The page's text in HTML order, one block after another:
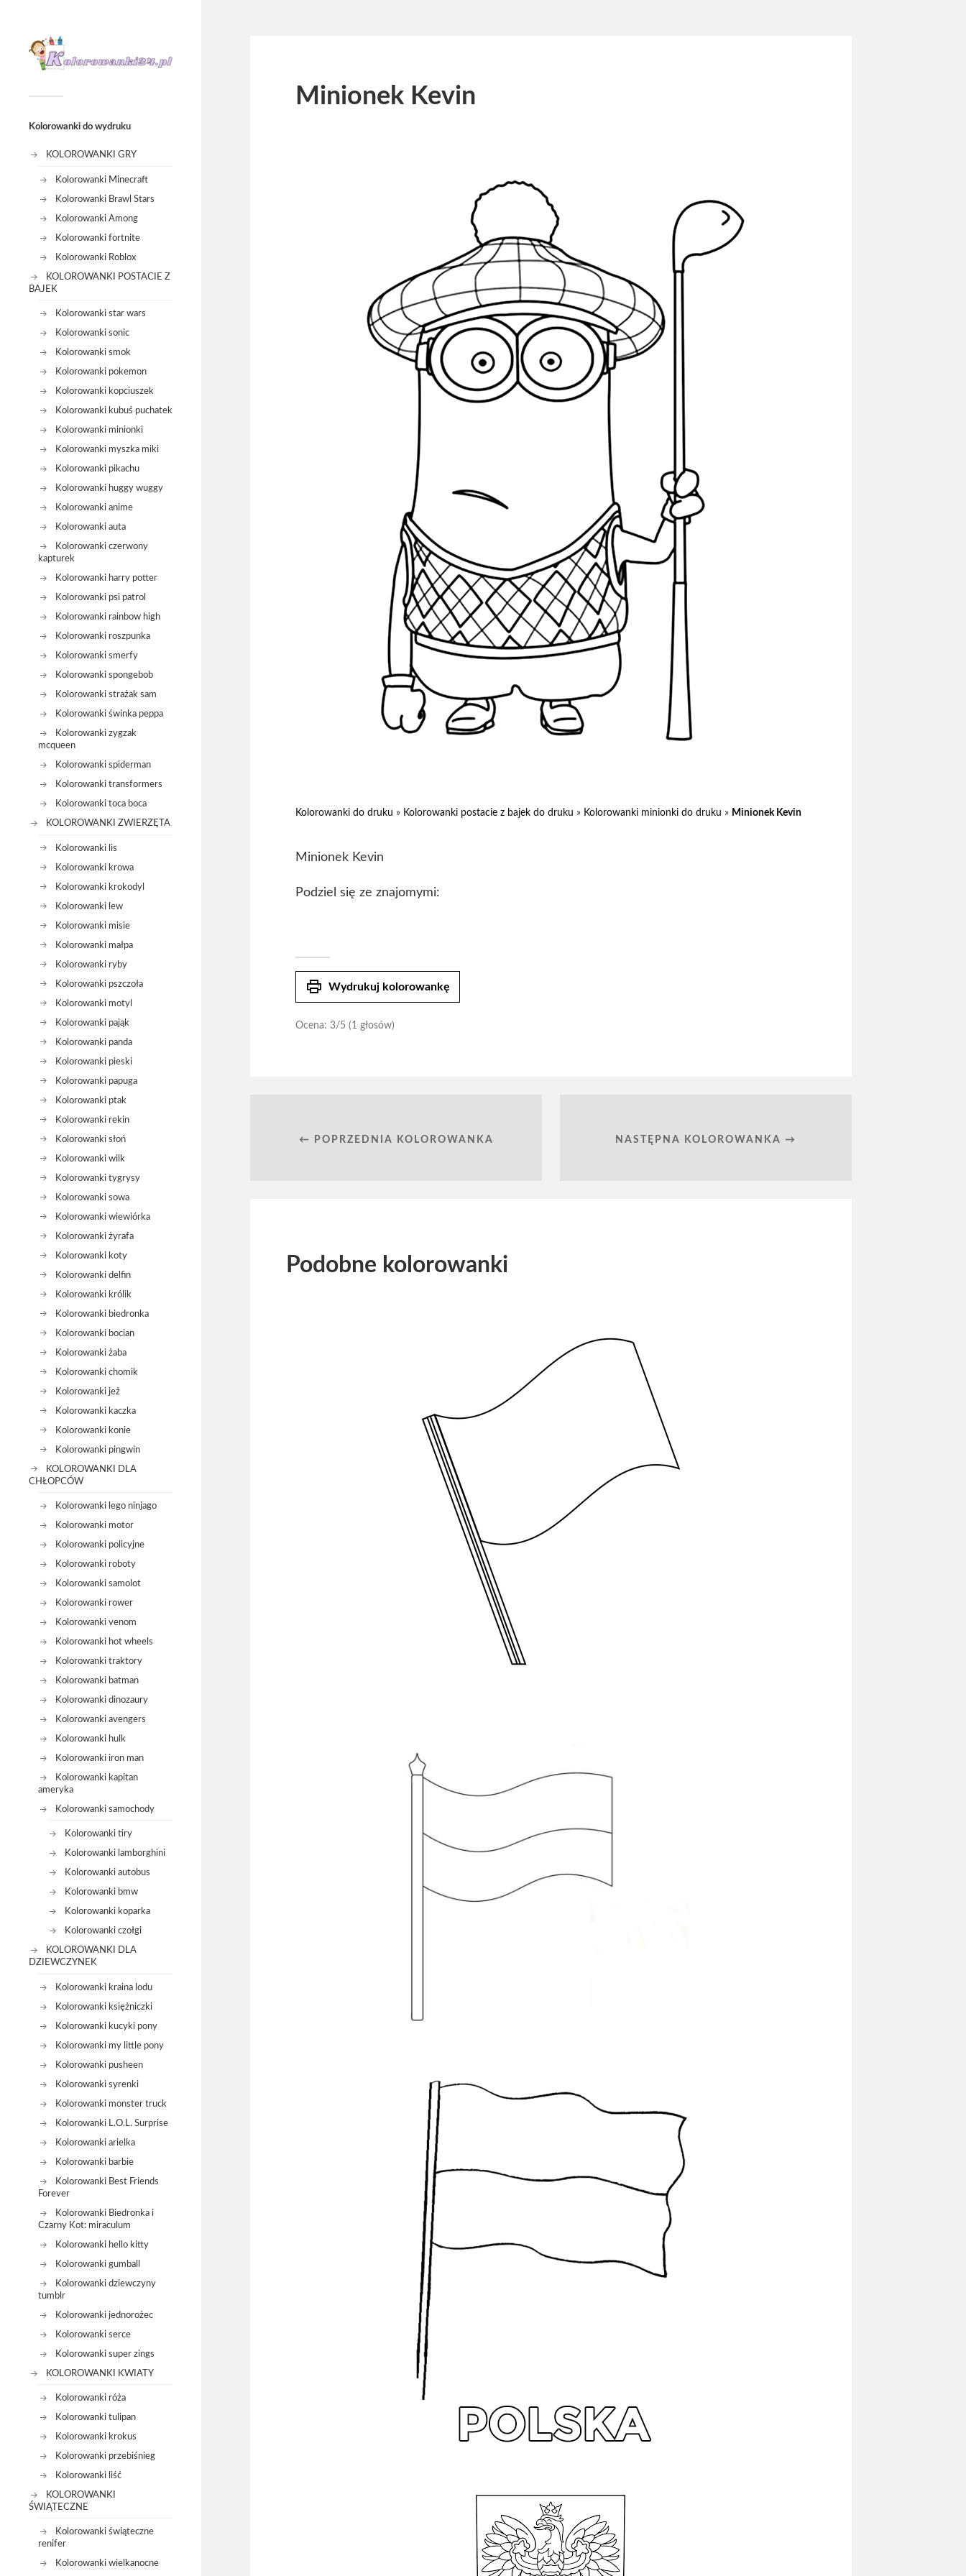
Kolorowanki do wydruku
KOLOROWANKI GRY
Kolorowanki Minecraft
Kolorowanki Brawl Stars
Kolorowanki Among
Kolorowanki fortnite
Kolorowanki Roblox
KOLOROWANKI POSTACIE Z
BAJEK
Kolorowanki star wars
Kolorowanki sonic
Kolorowanki smok
Kolorowanki pokemon
Kolorowanki kopciuszek
Kolorowanki kubuś puchatek
Kolorowanki minionki
Kolorowanki myszka miki
Kolorowanki pikachu
Kolorowanki huggy wuggy
Kolorowanki anime
Kolorowanki auta
Kolorowanki czerwony
kapturek
Kolorowanki harry potter
Kolorowanki psi patrol
Kolorowanki rainbow high
Kolorowanki roszpunka
Kolorowanki smerfy
Kolorowanki spongebob
Kolorowanki strażak sam
Kolorowanki świnka peppa
Kolorowanki zygzak
mcqueen
Kolorowanki spiderman
Kolorowanki transformers
Kolorowanki toca boca
KOLOROWANKI ZWIERZĘTA
Kolorowanki lis
Kolorowanki krowa
Kolorowanki krokodyl
Kolorowanki lew
Kolorowanki misie
Kolorowanki małpa
Kolorowanki ryby
Kolorowanki pszczoła
Kolorowanki motyl
Kolorowanki pająk
Kolorowanki panda
Kolorowanki pieski
Kolorowanki papuga
Kolorowanki ptak
Kolorowanki rekin
Kolorowanki słoń
Kolorowanki wilk
Kolorowanki tygrysy
Kolorowanki sowa
Kolorowanki wiewiórka
Kolorowanki żyrafa
Kolorowanki koty
Kolorowanki delfin
Kolorowanki królik
Kolorowanki biedronka
Kolorowanki bocian
Kolorowanki żaba
Kolorowanki chomik
Kolorowanki jeż
Kolorowanki kaczka
Kolorowanki konie
Kolorowanki pingwin
KOLOROWANKI DLA
CHŁOPCÓW
Kolorowanki lego ninjago
Kolorowanki motor
Kolorowanki policyjne
Kolorowanki roboty
Kolorowanki samolot
Kolorowanki rower
Kolorowanki venom
Kolorowanki hot wheels
Kolorowanki traktory
Kolorowanki batman
Kolorowanki dinozaury
Kolorowanki avengers
Kolorowanki hulk
Kolorowanki iron man
Kolorowanki kapitan
ameryka
Kolorowanki samochody
Kolorowanki tiry
Kolorowanki lamborghini
Kolorowanki autobus
Kolorowanki bmw
Kolorowanki koparka
Kolorowanki czołgi
KOLOROWANKI DLA
DZIEWCZYNEK
Kolorowanki kraina lodu
Kolorowanki księżniczki
Kolorowanki kucyki pony
Kolorowanki my little pony
Kolorowanki pusheen
Kolorowanki syrenki
Kolorowanki monster truck
Kolorowanki L.O.L. Surprise
Kolorowanki arielka
Kolorowanki barbie
Kolorowanki Best Friends
Forever
Kolorowanki Biedronka i
Czarny Kot: miraculum
Kolorowanki hello kitty
Kolorowanki gumball
Kolorowanki dziewczyny
tumblr
Kolorowanki jednorożec
Kolorowanki serce
Kolorowanki super zings
KOLOROWANKI KWIATY
Kolorowanki róża
Kolorowanki tulipan
Kolorowanki krokus
Kolorowanki przebiśnieg
Kolorowanki liść
KOLOROWANKI
ŚWIĄTECZNE
Kolorowanki świąteczne
renifer
Kolorowanki wielkanocne
Minionek Kevin
Kolorowanki do druku » Kolorowanki postacie z bajek do druku » Kolorowanki minionki do druku » Minionek Kevin
Minionek Kevin
Podziel się ze znajomymi:
print Wydrukuj kolorowankę
Ocena: 3/5 (1 głosów)
← POPRZEDNIA KOLOROWANKA NASTĘPNA KOLOROWANKA →
Podobne kolorowanki